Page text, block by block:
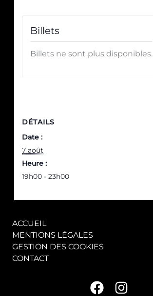
DÉTAILS
Date :
7 août
Heure :
19h00 - 23h00
Billets
Billets ne sont plus disponibles.
ACCUEIL
MENTIONS LÉGALES
GESTION DES COOKIES
CONTACT